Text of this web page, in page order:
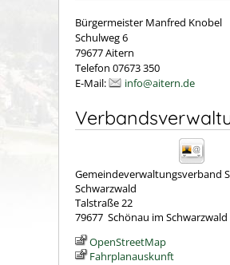
Bürgermeister Manfred Knobel
Schulweg 6
79677 Aitern
Telefon 07673 350
E-Mail:
info@aitern.de
Gemeindeverwaltungsverband
Schwarzwald
Talstraße 22
79677 Schönau im Schwarzwald
OpenStreetMap
Fahrplanauskunft